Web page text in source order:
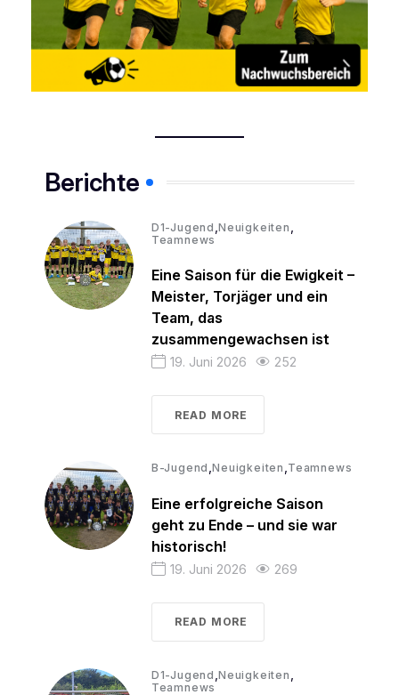
Berichte
D1-Jugend ,Neuigkeiten ,
Teamnews
Eine Saison für die Ewigkeit –
Meister, Torjäger und ein
Team, das
zusammengewachsen ist
19. Juni 2026 252
READ MORE
B-Jugend ,Neuigkeiten ,Teamnews
Eine erfolgreiche Saison
geht zu Ende – und sie war
historisch!
19. Juni 2026 269
READ MORE
D1-Jugend ,Neuigkeiten
Teamnews